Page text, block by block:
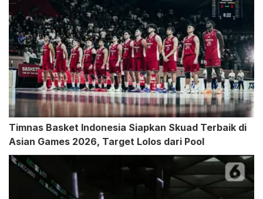
Timnas Basket Indonesia Siapkan Skuad Terbaik di
Asian Games 2026, Target Lolos dari Pool